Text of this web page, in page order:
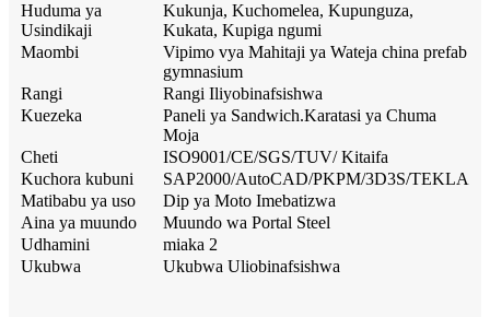
Huduma ya
Usindikaji
Kukunja, Kuchomelea, Kupunguza,
Kukata, Kupiga ngumi
Maombi
Vipimo vya Mahitaji ya Wateja china prefab
gymnasium
Rangi
Rangi Iliyobinafsishwa
Kuezeka
Paneli ya Sandwich.Karatasi ya Chuma
Moja
Cheti
ISO9001/CE/SGS/TUV/ Kitaifa
Kuchora kubuni
SAP2000/AutoCAD/PKPM/3D3S/TEKLA
Matibabu ya uso
Dip ya Moto Imebatizwa
Aina ya muundo
Muundo wa Portal Steel
Udhamini
miaka 2
Ukubwa
Ukubwa Uliobinafsishwa